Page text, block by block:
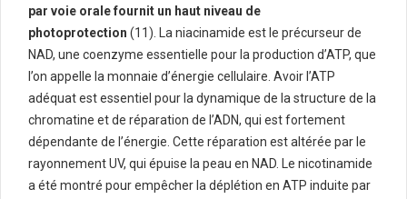
par voie orale fournit un haut niveau de
photoprotection (11). La niacinamide est le précurseur de
NAD, une coenzyme essentielle pour la production d’ATP, que
l’on appelle la monnaie d’énergie cellulaire. Avoir l’ATP
adéquat est essentiel pour la dynamique de la structure de la
chromatine et de réparation de l’ADN, qui est fortement
dépendante de l’énergie. Cette réparation est altérée par le
rayonnement UV, qui épuise la peau en NAD. Le nicotinamide
a été montré pour empêcher la déplétion en ATP induite par